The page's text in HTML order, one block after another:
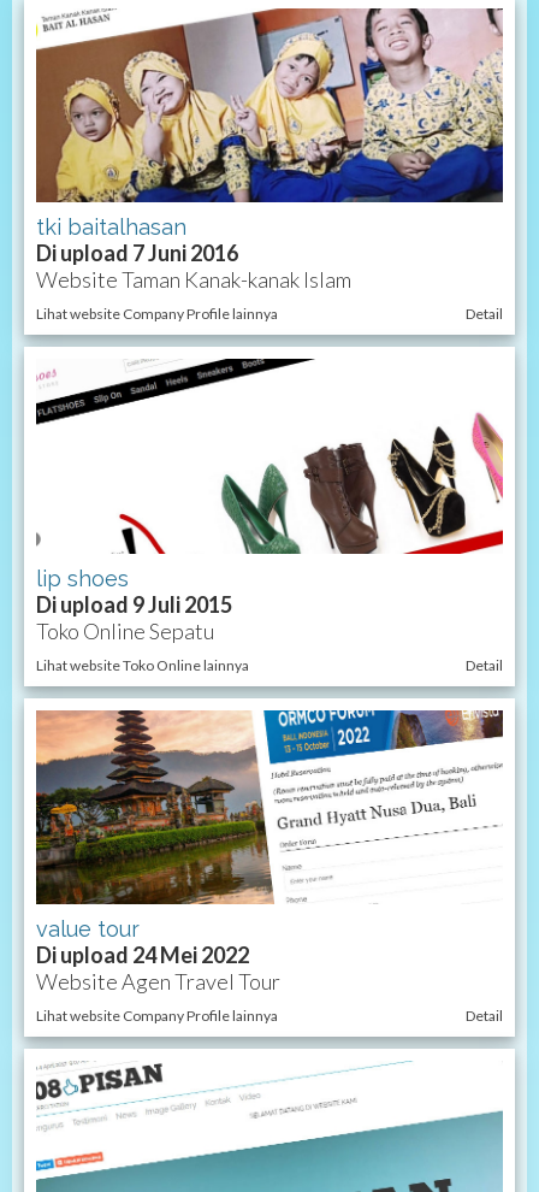
tki baitalhasan
Di upload 7 Juni 2016
Website Taman Kanak-kanak Islam
Lihat website Company Profile lainnya Detail
lip shoes
Di upload 9 Juli 2015
Toko Online Sepatu
Lihat website Toko Online lainnya Detail
value tour
Di upload 24 Mei 2022
Website Agen Travel Tour
Lihat website Company Profile lainnya Detail